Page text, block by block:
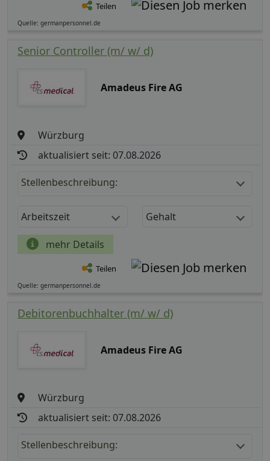
Teilen
Quelle: germanpersonnel.de
Senior Controller (m/ w/ d)
Amadeus Fire AG
Würzburg
aktualisiert seit: 07.08.2026
Stellenbeschreibung:
Arbeitszeit Gehalt
mehr Details
Teilen
Quelle: germanpersonnel.de
Debitorenbuchhalter (m/ w/ d)
Amadeus Fire AG
Würzburg
aktualisiert seit: 07.08.2026
Stellenbeschreibung: